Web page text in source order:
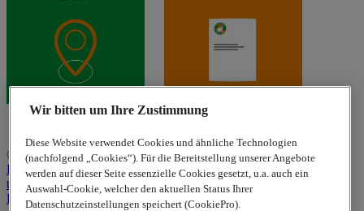
© 2026www.lappgroup.comPrivacy
Policy Kontakt Impressum Sitemap|Cookie-Einstellungen
to top
LinkedIn
Wir bitten um Ihre Zustimmung
Diese Website verwendet Cookies und ähnliche Technologien
(nachfolgend „Cookies“). Für die Bereitstellung unserer Angebote
werden auf dieser Seite essenzielle Cookies gesetzt, u.a. auch ein
Auswahl-Cookie, welcher den aktuellen Status Ihrer
Datenschutzeinstellungen speichert (CookiePro).